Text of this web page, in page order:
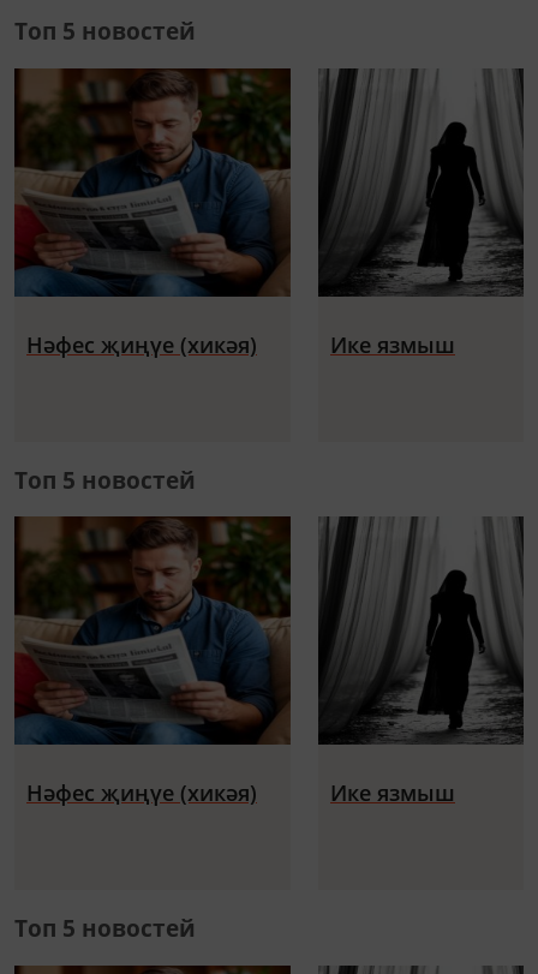
Топ 5 новостей
Нәфес җиңүе (хикәя) Ике язмыш
Топ 5 новостей
Нәфес җиңүе (хикәя) Ике язмыш
Топ 5 новостей